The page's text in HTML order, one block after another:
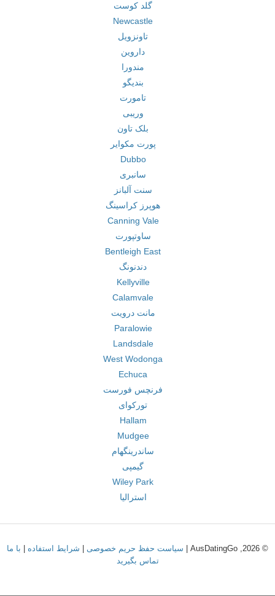
گلد کوست
Newcastle
تاونزویل
داروین
مندورا
بندیگو
تامورت
وریبی
بلک تاون
پورت مکوایر
Dubbo
سانبری
سنت آلبانز
هوپرز کراسینگ
Canning Vale
ساوتپورت
Bentleigh East
دندنونگ
Kellyville
Calamvale
مانت درویت
Paralowie
Landsdale
West Wodonga
Echuca
فرنچس فورست
تورکوای
Hallam
Mudgee
ساندرینگهام
گیمپی
Wiley Park
استرالیا
© 2026, AusDatingGo | سیاست حفظ حریم خصوصی شرایط استفاده
با ما
تماس بگیرید